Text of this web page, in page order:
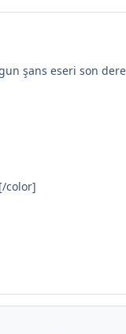
şans eseri son
color]